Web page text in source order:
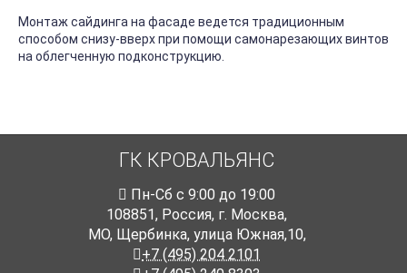
Монтаж сайдинга на фасаде ведется традиционным
способом снизу-вверх при помощи самонарезающих винтов
на облегченную подконструкцию.
ГК КРОВАЛЬЯНС
Пн-Cб с 9:00 до 19:00
108851, Россия, г. Москва,
МО, Щербинка, улица Южная,10,
+7 (495) 204 2101